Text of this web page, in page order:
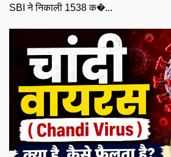
SBI ने निकाली 1538 क�...